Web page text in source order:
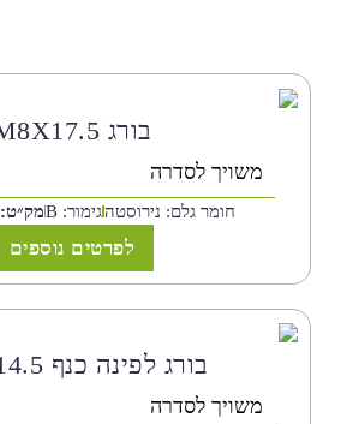
בורג M8X17.5
משויך לסדרה
חומר גלם: נירוסטהגימור: B מק״ט: 711030300
לפרטים נוספים
בורג לפינה כנף M8X14.5
משויך לסדרה